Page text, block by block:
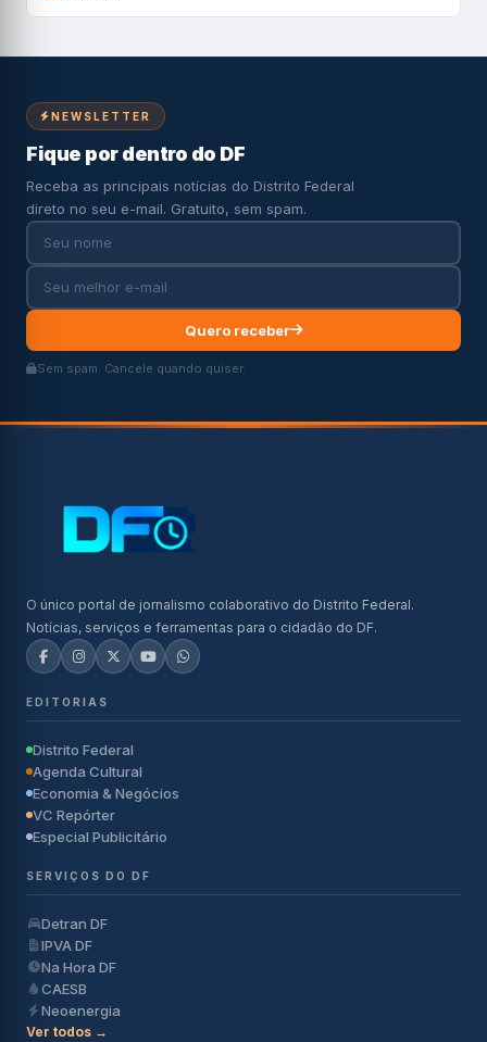
NEWSLETTER
Fique por dentro do DF
Receba as principais notícias do Distrito Federal
direto no seu e-mail. Gratuito, sem spam.
Quero receber
Sem spam. Cancele quando quiser.
O único portal de jornalismo colaborativo do Distrito Federal.
Notícias, serviços e ferramentas para o cidadão do DF.
EDITORIAS
Distrito Federal
Agenda Cultural
Economia & Negócios
VC Repórter
Especial Publicitário
SERVIÇOS DO DF
Detran DF
IPVA DF
Na Hora DF
CAESB
Neoenergia
Ver todos →